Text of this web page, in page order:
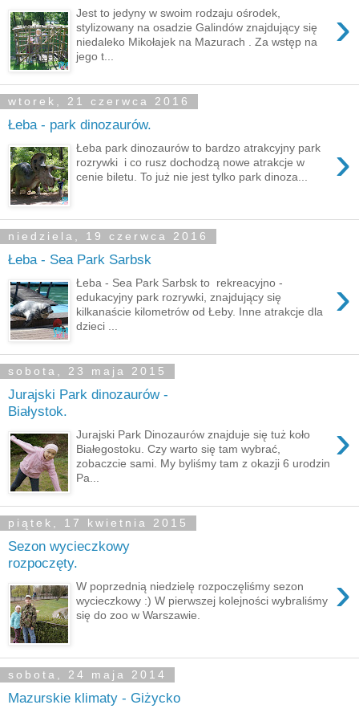
›
Jest to jedyny w swoim rodzaju ośrodek,
stylizowany na osadzie Galindów znajdujący się
niedaleko Mikołajek na Mazurach . Za wstęp na
jego t...
wtorek, 21 czerwca 2016
Łeba - park dinozaurów.
›
Łeba park dinozaurów to bardzo atrakcyjny park
rozrywki i co rusz dochodzą nowe atrakcje w
cenie biletu. To już nie jest tylko park dinoza...
niedziela, 19 czerwca 2016
Łeba - Sea Park Sarbsk
›
Łeba - Sea Park Sarbsk to rekreacyjno -
edukacyjny park rozrywki, znajdujący się
kilkanaście kilometrów od Łeby. Inne atrakcje dla
dzieci ...
sobota, 23 maja 2015
Jurajski Park dinozaurów -
Białystok.
›
Jurajski Park Dinozaurów znajduje się tuż koło
Białegostoku. Czy warto się tam wybrać,
zobaczcie sami. My byliśmy tam z okazji 6 urodzin
Pa...
piątek, 17 kwietnia 2015
Sezon wycieczkowy
rozpoczęty.
›
W poprzednią niedzielę rozpoczęliśmy sezon
wycieczkowy :) W pierwszej kolejności wybraliśmy
się do zoo w Warszawie.
sobota, 24 maja 2014
Mazurskie klimaty - Giżycko